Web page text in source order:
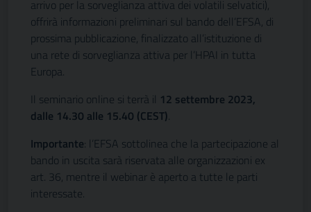
arrivo per la sorveglianza attiva dei volatili selvatici),
offrirà informazioni preliminari sul bando dell’EFSA, di
prossima pubblicazione, finalizzato all’istituzione di
una rete di sorveglianza attiva per l’HPAI in tutta
Europa.
Il seminario online si terrà il 12 settembre 2023,
dalle 14.30 alle 15.40 (CEST).
Importante: l’EFSA sottolinea che la partecipazione al
bando in uscita sarà riservata alle organizzazioni ex
art. 36, mentre il webinar è aperto a tutte le parti
interessate.